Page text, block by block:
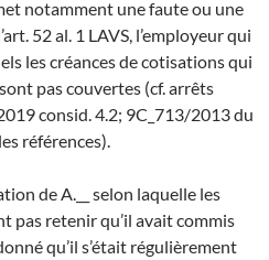
notamment une faute ou une
52 al. 1 LAVS, l’employeur qui
les créances de cotisations qui
pas couvertes (cf. arrêts
consid. 4.2; 9C_713/2013 du
références).
de A.__ selon laquelle les
pas retenir qu’il avait commis
qu’il s’était régulièrement